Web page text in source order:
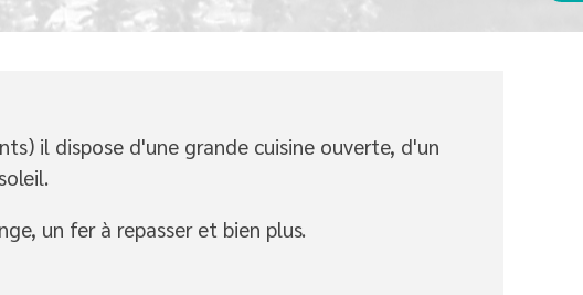
il dispose d'une grande cuisine ouverte, d'un
un fer à repasser et bien plus.